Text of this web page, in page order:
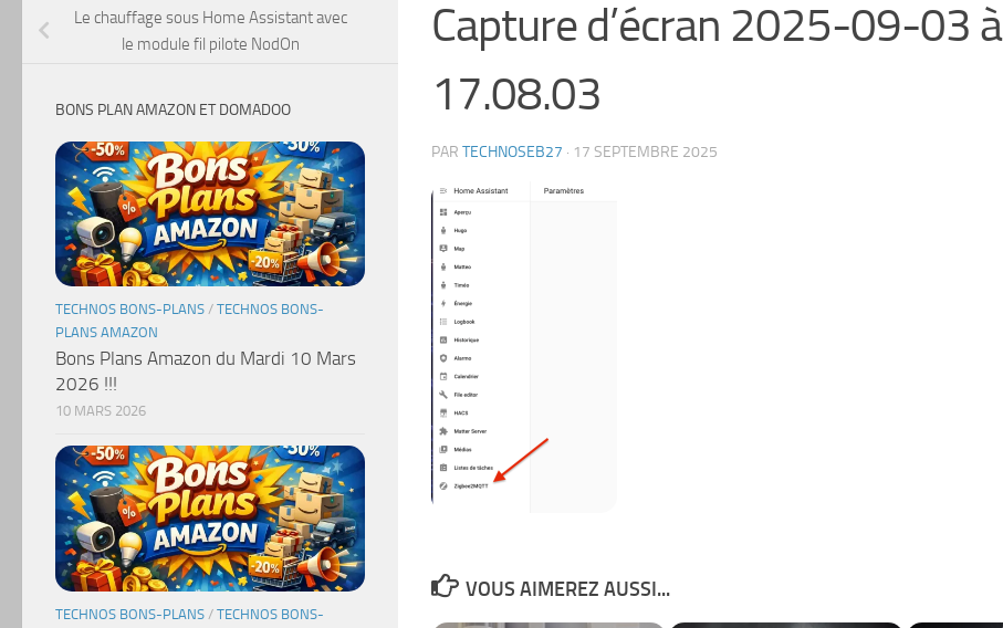
Capture d’écran 2025-09-03 à
17.08.03
PAR TECHNOSEB27 · 17 SEPTEMBRE 2025
VOUS AIMEREZ AUSSI...
Le chauffage sous Home Assistant avec
le module fil pilote NodOn
BONS PLAN AMAZON ET DOMADOO
TECHNOS BONS-PLANS / TECHNOS BONS-
PLANS AMAZON
Bons Plans Amazon du Mardi 10 Mars
2026 !!!
10 MARS 2026
TECHNOS BONS-PLANS / TECHNOS BONS-